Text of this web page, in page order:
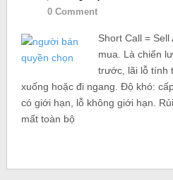
0 Comment
Short Call = Sell
mua. Là chiến
trước, lãi lỗ tính
xuống hoặc đi ngang. Độ khó:
có giới hạn, lỗ không giới hạn.
mất toàn bộ